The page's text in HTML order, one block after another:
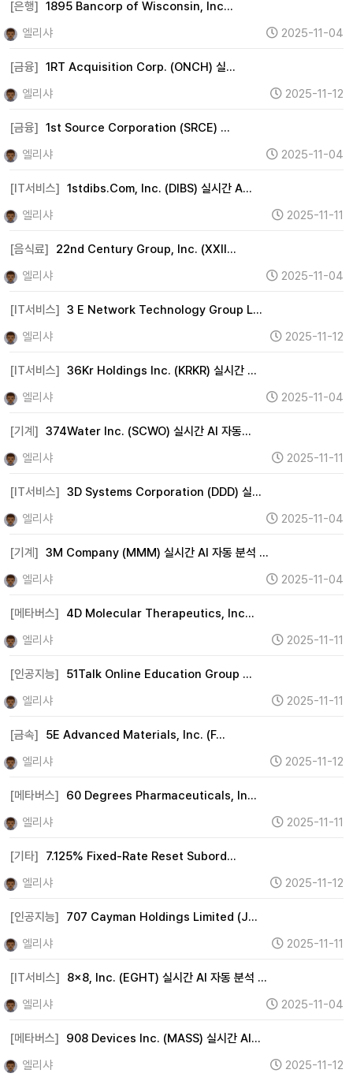
[은행] 1895 Bancorp of Wisconsin, Inc…
엘리샤
2025-11-04
[금융] 1RT Acquisition Corp. (ONCH) 실…
엘리샤
2025-11-12
[금융] 1st Source Corporation (SRCE) …
엘리샤
2025-11-04
[IT서비스] 1stdibs.Com, Inc. (DIBS) 실시간 A…
엘리샤
2025-11-11
[음식료]
22nd Century Group, Inc. (XXII…
엘리샤
2025-11-04
[IT서비스] 3 E Network Technology Group L…
엘리샤
2025-11-12
[IT서비스] 36Kr Holdings Inc. (KRKR) 실시간 …
엘리샤
2025-11-04
[기계] 374Water Inc. (SCWO) 실시간 AI 자동…
엘리샤
2025-11-11
[IT서비스] 3D Systems Corporation (DDD) 실…
엘리샤
2025-11-04
[기계] 3M Company (MMM) 실시간 AI 자동 분석 …
엘리샤
2025-11-04
[메타버스]
4D Molecular Therapeutics, Inc…
엘리샤
2025-11-11
[인공지능]
51Talk Online Education Group …
엘리샤
2025-11-11
[금속]
5E Advanced Materials, Inc. (F…
엘리샤
2025-11-12
[메타버스]
60 Degrees Pharmaceuticals, In…
엘리샤
2025-11-11
[기타]
7.125% Fixed-Rate Reset Subord…
엘리샤
2025-11-12
[인공지능]
707 Cayman Holdings Limited (J…
엘리샤
2025-11-11
[IT서비스]
8x8, Inc. (EGHT) 실시간 AI 자동 분석 …
엘리샤
2025-11-04
[메타버스]
908 Devices Inc. (MASS) 실시간 AI…
엘리샤
2025-11-12